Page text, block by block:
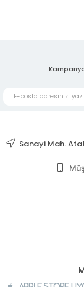
Sanayi Mah.